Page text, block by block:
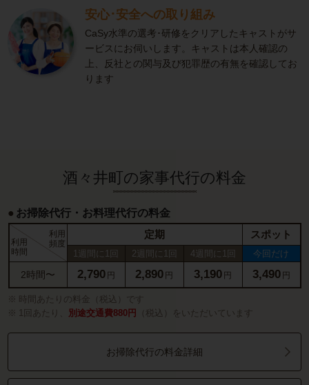
安心･安全への取り組み
CaSy水準の選考･研修をクリアしたキャストがサ
ービスにお伺いします。キャストは本人確認の
上、反社との関与及び犯罪歴の有無を確認してお
ります
酒々井町の家事代行の料金
お掃除代行・お料理代行の料金
利用
時間
利用
頻度
定期 スポット
1週間に1回 2週間に1回 4週間に1回 今回だけ
2時間〜 2,790 円 2,890 円 3,190 円 3,490 円
時間あたりの料金（税込）です
1回あたり、
別途交通費880円 （税込）をいただいています
お掃除代行の料金詳細